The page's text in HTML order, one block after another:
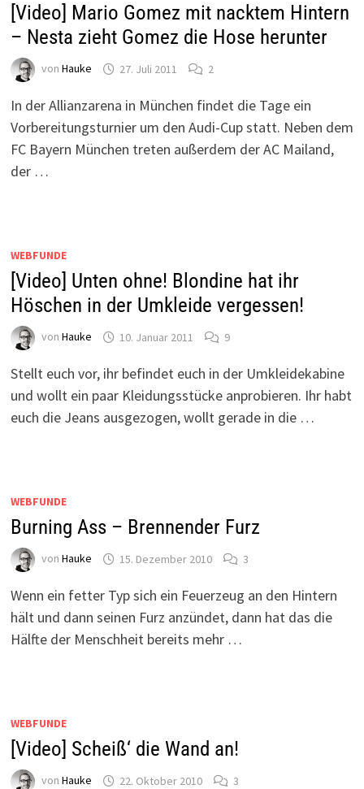
[Video] Mario Gomez mit nacktem Hintern
– Nesta zieht Gomez die Hose herunter
von Hauke 27. Juli 2011 2
In der Allianzarena in München findet die Tage ein
Vorbereitungsturnier um den Audi-Cup statt. Neben dem
FC Bayern München treten außerdem der AC Mailand,
der …
WEBFUNDE
[Video] Unten ohne! Blondine hat ihr
Höschen in der Umkleide vergessen!
von Hauke 10. Januar 2011 9
Stellt euch vor, ihr befindet euch in der Umkleidekabine
und wollt ein paar Kleidungsstücke anprobieren. Ihr habt
euch die Jeans ausgezogen, wollt gerade in die …
WEBFUNDE
Burning Ass – Brennender Furz
von Hauke 15. Dezember 2010 3
Wenn ein fetter Typ sich ein Feuerzeug an den Hintern
hält und dann seinen Furz anzündet, dann hat das die
Hälfte der Menschheit bereits mehr …
WEBFUNDE
[Video] Scheiß‘ die Wand an!
von Hauke 22. Oktober 2010 3